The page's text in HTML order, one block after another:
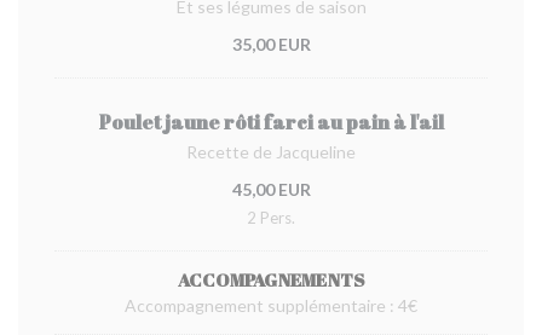
Et ses légumes de saison
35,00 EUR
Poulet jaune rôti farci au pain à l'ail
Recette de Jacqueline
45,00 EUR
2 Pers.
ACCOMPAGNEMENTS
Accompagnement supplémentaire : 4€